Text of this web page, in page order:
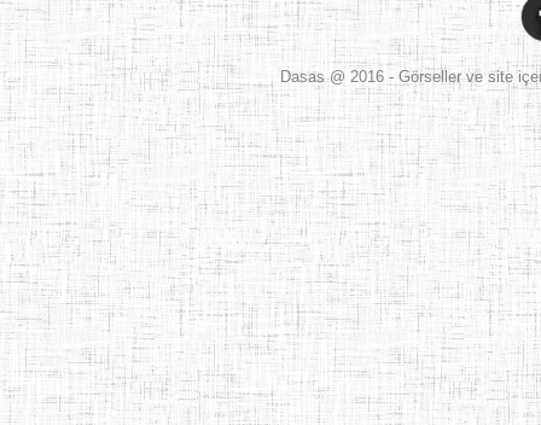
Dasas@ 2016 - Görseller ve site